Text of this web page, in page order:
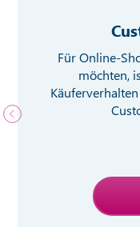
Für Online-
möchten,